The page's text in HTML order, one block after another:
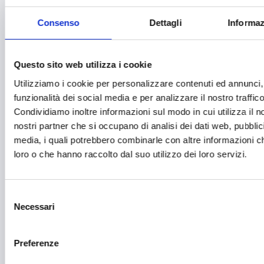
Consenso Dettagli
Questo sito web utilizza i cookie
Utilizziamo i cookie per personalizzare contenuti ed
funzionalità dei social media e per analizzare il nostro
Condividiamo inoltre informazioni sul modo in cui utilizza il
nostri partner che si occupano di analisi dei dati web,
media, i quali potrebbero combinarle con altre informazioni
loro o che hanno raccolto dal suo utilizzo dei loro servizi.
delNecessari
Preferenze
Farmaceutico
Farmacia e/o chimica
Fashion
Festival e mostre
Gastronomia